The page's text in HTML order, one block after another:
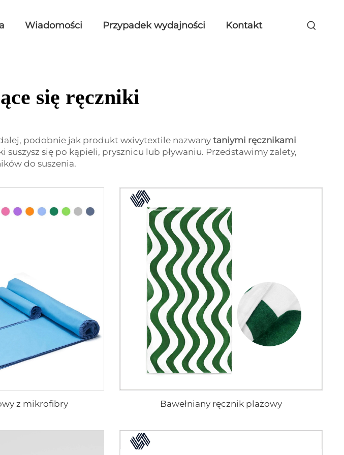
Wiadomości Przypadek wydajności Kontakt
się ręczniki
podobnie jak produkt wxivytextile nazwany taniymi ręcznikami
się po kąpieli, prysznicu lub pływaniu. Przedstawimy zalety,
do suszenia.
z mikrofibry Bawełniany ręcznik plażowy